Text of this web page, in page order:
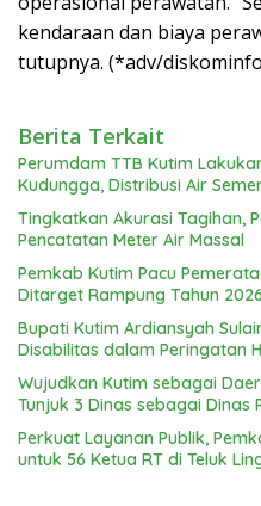
kendaraan dan biaya
tutupnya. (*adv/
Berita Terkait
Perumdam TTB Kutim
Kudungga, Distribusi Air
Tingkatkan Akurasi Tagihan,
Pencatatan Meter Air Massal
Pemkab Kutim Pacu
Ditarget Rampung Tahun 2026
Bupati Kutim Ardiansyah
Disabilitas dalam Peringatan
Wujudkan Kutim sebagai
Tunjuk 3 Dinas sebagai Dinas
Perkuat Layanan Publik,
untuk 56 Ketua RT di Teluk